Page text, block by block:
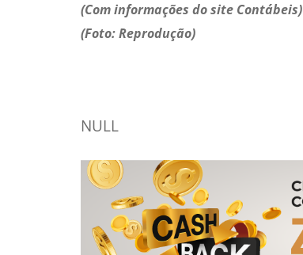
(Com informações do site Contábeis)
(Foto: Reprodução)
NULL